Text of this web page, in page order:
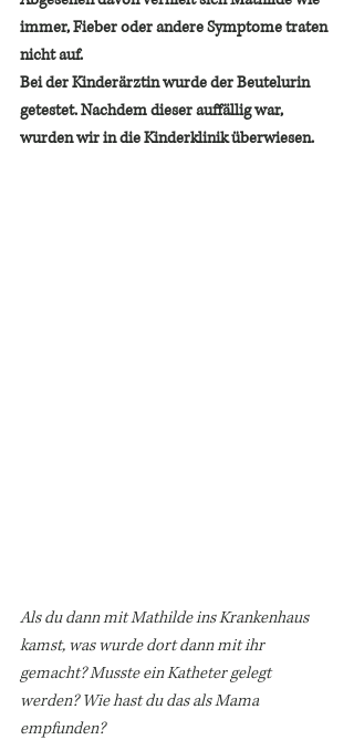
immer, Fieber oder andere Symptome traten
nicht auf.
Bei der Kinderärztin wurde der Beutelurin
getestet. Nachdem dieser auffällig war,
wurden wir in die Kinderklinik überwiesen.
Als du dann mit Mathilde ins Krankenhaus
kamst, was wurde dort dann mit ihr
gemacht? Musste ein Katheter gelegt
werden? Wie hast du das als Mama
empfunden?